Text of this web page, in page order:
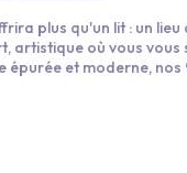
plus qu'un lit : un lieu
artistique où vous vous
épurée et moderne,
nous avons pensé à
et une offre